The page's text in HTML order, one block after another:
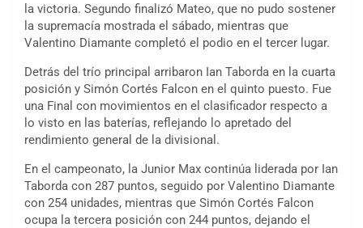
la victoria. Segundo finalizó Mateo, que no pudo sostener
la supremacía mostrada el sábado, mientras que
Valentino Diamante completó el podio en el tercer lugar.
Detrás del trío principal arribaron Ian Taborda en la cuarta
posición y Simón Cortés Falcon en el quinto puesto. Fue
una Final con movimientos en el clasificador respecto a
lo visto en las baterías, reflejando lo apretado del
rendimiento general de la divisional.
En el campeonato, la Junior Max continúa liderada por Ian
Taborda con 287 puntos, seguido por Valentino Diamante
con 254 unidades, mientras que Simón Cortés Falcon
ocupa la tercera posición con 244 puntos, dejando el